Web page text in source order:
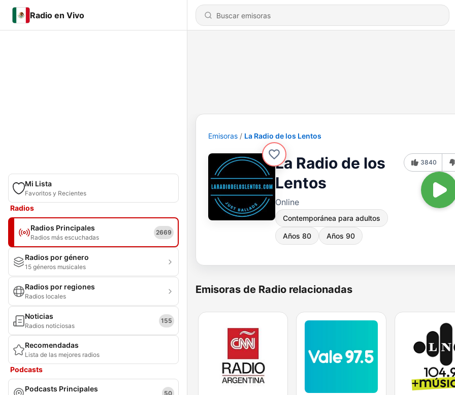
Radio en Vivo
Mi Lista
Favoritos y Recientes
Radios
Radios Principales
Radios más escuchadas
2669
Radios por género
15 géneros musicales
Radios por regiones
Radios locales
Noticias
Radios noticiosas
155
Recomendadas
Lista de las mejores radios
Podcasts
Podcasts Principales 50
Emisoras La Radio de los Lentos
La Radio de los
Lentos
Online
Contemporánea para adultos
Años 80 Años 90
3840
Emisoras de Radio relacionadas